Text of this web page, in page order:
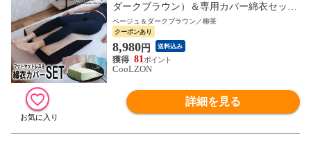
ダークブラウン）＆専用カバー綿衣セット
（柳茶） 足枕 カバー 母の日 父の日 ギフ
ト MG 新生活
ベージュ＆ダークブラウン／柳茶
クーポンあり
8,980円 送料込み
81
CooLZON
詳細を見る